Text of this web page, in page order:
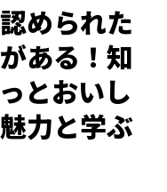
められた
ある！知
とおいし
力と学ぶ